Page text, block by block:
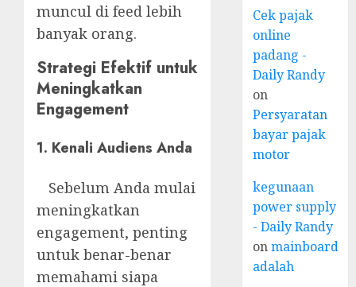
muncul di feed lebih
banyak orang.
Strategi Efektif untuk
Meningkatkan
Engagement
1. Kenali Audiens Anda
Sebelum Anda mulai
meningkatkan
engagement, penting
untuk benar-benar
memahami siapa
Cek pajak
online
padang -
Daily Randy
on
Persyaratan
bayar pajak
motor
kegunaan
power supply
- Daily Randy
onmainboard
adalah